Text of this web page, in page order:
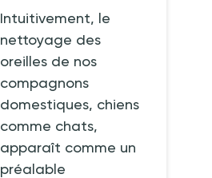
Intuitivement, le
nettoyage des
oreilles de nos
compagnons
domestiques, chiens
comme chats,
apparaît comme un
préalable